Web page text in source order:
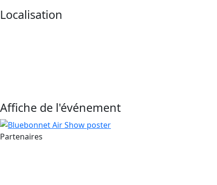
Localisation
Affiche de l'événement
Partenaires